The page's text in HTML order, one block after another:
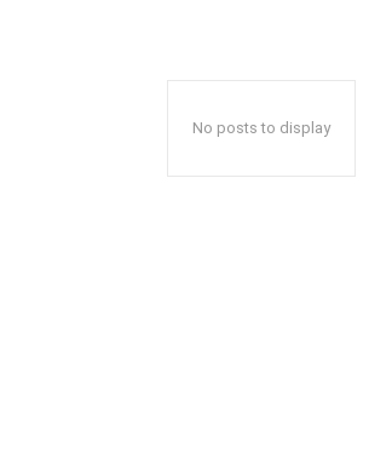
No posts to display